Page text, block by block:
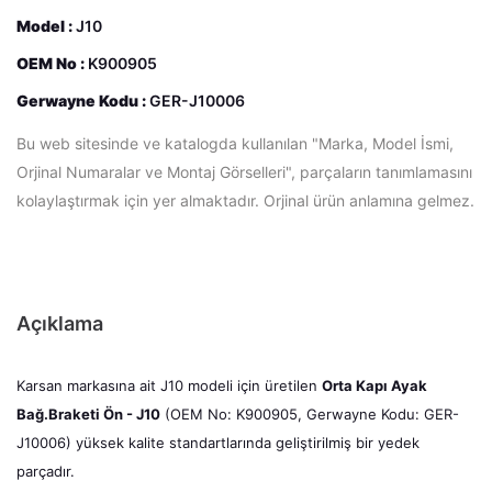
Model :J10
OEM No : K900905
Gerwayne Kodu :GER-J10006
Bu web sitesinde ve katalogda kullanılan "Marka, Model İsmi,
Orjinal Numaralar ve Montaj Görselleri", parçaların tanımlamasını
kolaylaştırmak için yer almaktadır. Orjinal ürün anlamına gelmez.
Açıklama
Karsan markasına ait J10 modeli için üretilen Orta Kapı Ayak
Bağ.Braketi Ön - J10 (OEM No: K900905, Gerwayne Kodu: GER-
J10006) yüksek kalite standartlarında geliştirilmiş bir yedek
parçadır.